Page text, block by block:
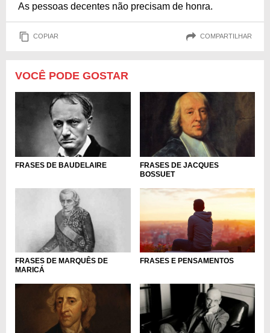
As pessoas decentes não precisam de honra.
COPIAR COMPARTILHAR
VOCÊ PODE GOSTAR
FRASES DE BAUDELAIRE
FRASES DE JACQUES
BOSSUET
FRASES DE MARQUÊS DE
MARICÁ
FRASES E PENSAMENTOS